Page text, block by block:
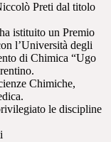
Preti dal titolo
istituito un Premio
l’Università degli
di Chimica “Ugo
Chimiche,
le discipline